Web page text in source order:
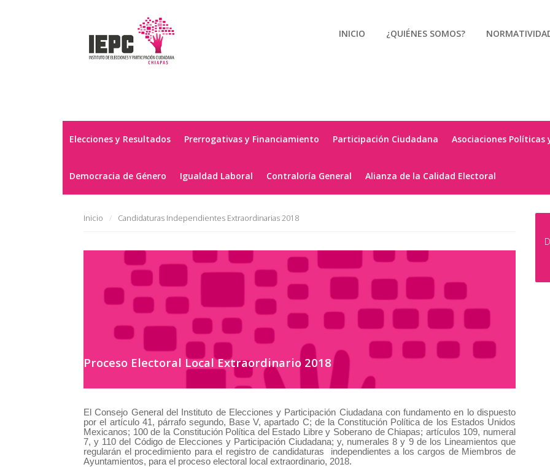
INICIO ¿QUIÉNES SOMOS?
Elecciones y Resultados Prerrogativas y Financiamiento Participación Ciudadana Asociaciones Políticas
Democracia de Género Igualdad Laboral Contraloría General Alianza de la Calidad Electoral
Inicio Candidaturas Independientes Extraordinarias 2018
Proceso Electoral Local Extraordinario 2018
El Consejo General del Instituto de Elecciones y Participación Ciudadana con fundamento en lo dispuesto
por el artículo 41, párrafo segundo, Base V, apartado C; de la Constitución Política de los Estados Unidos
Mexicanos; 100 de la Constitución Política del Estado Libre y Soberano de Chiapas; artículos 109, numeral
7, y 110 del Código de Elecciones y Participación Ciudadana; y, numerales 8 y 9 de los Lineamientos que
regularán el procedimiento para el registro de candidaturas independientes a los cargos de Miembros de
Ayuntamientos, para el proceso electoral local extraordinario, 2018.